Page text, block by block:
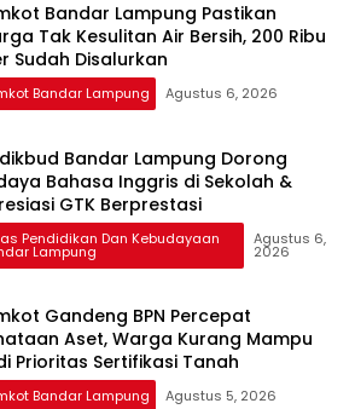
Bandar Lampung Pastikan
Tak Kesulitan Air Bersih, 200 Ribu
Sudah Disalurkan
Bandar Lampung Agustus 6, 2026
Bandar Lampung Dorong
Bahasa Inggris di Sekolah &
GTK Berprestasi
Pendidikan Dan Kebudayaan
Lampung
Agustus 6,
2026
Gandeng BPN Percepat
Aset, Warga Kurang Mampu
Prioritas Sertifikasi Tanah
Bandar Lampung Agustus 5, 2026